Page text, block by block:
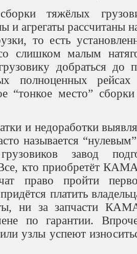
тяжёлых
и агрегаты рассчитаны
то есть
слишком малым
добраться до
полноценных рейсах
“тонкое место”
и недоработки
называется
завод
кто приобретёт
право пройти
платить
ни за запчасти
по гарантии.
узлы успеют